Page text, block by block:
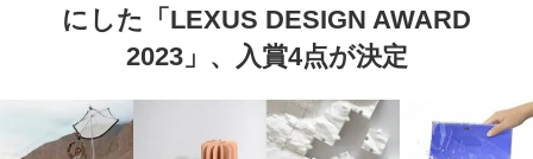
COLUMN
コラム
にした「LEXUS DESIGN AWARD
2023」、入賞4点が決定